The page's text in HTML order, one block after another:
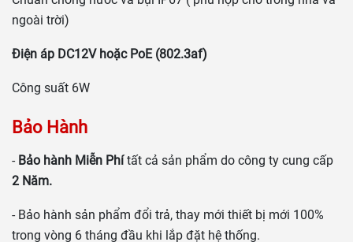
ngoài trời)
Điện áp DC12V hoặc PoE (802.3af)
Công suất 6W
Bảo Hành
- Bảo hành Miễn Phítất cả sản phẩm do công ty cung cấp
2 Năm.
- Bảo hành sản phẩm đổi trả, thay mới thiết bị mới 100%
trong vòng 6 tháng đầu khi lắp đặt hệ thống.